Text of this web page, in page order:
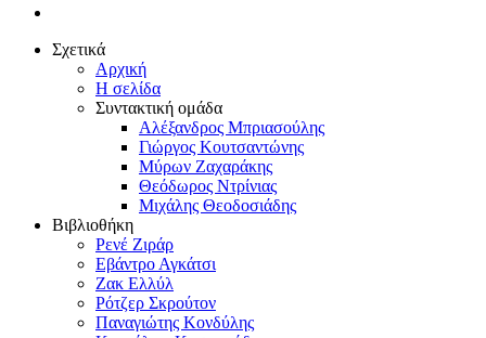
Σχετικά
Αρχική
Η σελίδα
Συντακτική ομάδα
Αλέξανδρος Μπριασούλης
Γιώργος Κουτσαντώνης
Μύρων Ζαχαράκης
Θεόδωρος Ντρίνιας
Μιχάλης Θεοδοσιάδης
Βιβλιοθήκη
Ρενέ Ζιράρ
Εβάντρο Αγκάτσι
Ζακ Ελλύλ
Ρότζερ Σκρούτον
Παναγιώτης Κονδύλης